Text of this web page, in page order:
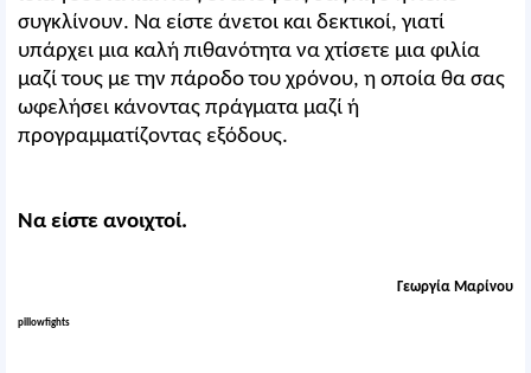
συγκλίνουν. Να είστε άνετοι και δεκτικοί, γιατί
υπάρχει μια καλή πιθανότητα να χτίσετε μια φιλία
μαζί τους με την πάροδο του χρόνου, η οποία θα σας
ωφελήσει κάνοντας πράγματα μαζί ή
προγραμματίζοντας εξόδους.
Να είστε ανοιχτοί.
Γεωργία Μαρίνου
pillowfights